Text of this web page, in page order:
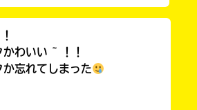
かわいい ~ ！！
忘れてしまった